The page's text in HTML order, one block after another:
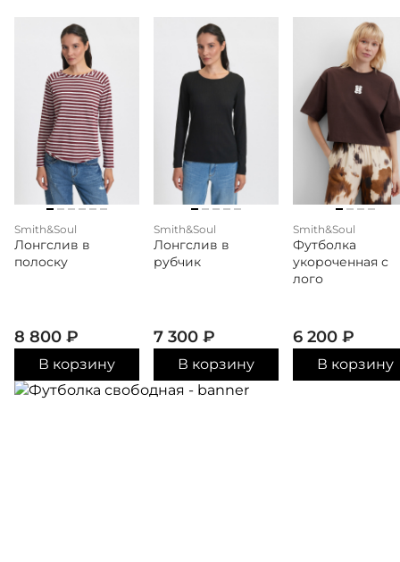
Smith&Soul
Лонгслив в
полоску
8 800 ₽
В корзину
Smith&Soul
Лонгслив в
рубчик
7 300 ₽
В корзину
Smith&Soul
Футболка
укороченная с
лого
6 200 ₽
В корзину